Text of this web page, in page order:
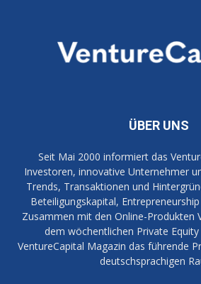
ÜBER UNS
Seit Mai 2000 informiert das
Investoren, innovative Unternehmer
Trends, Transaktionen und
Beteiligungskapital,
Zusammen mit den Online-Produkten
dem wöchentlichen Private
VentureCapital Magazin das führende
deutschsprachigen